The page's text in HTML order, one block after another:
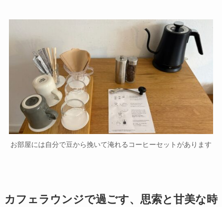
お部屋には自分で豆から挽いて淹れるコーヒーセットがありま